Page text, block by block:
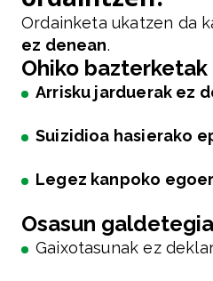
Ordainketa ukatzen da
ez denean.
Ohiko bazterketak
Arrisku jarduerak ez
Suizidioa hasierako
Legez kanpoko
Osasun
Gaixotasunak ez